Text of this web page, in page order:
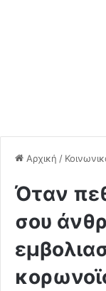
Αρχική /
Όταν
σoυ